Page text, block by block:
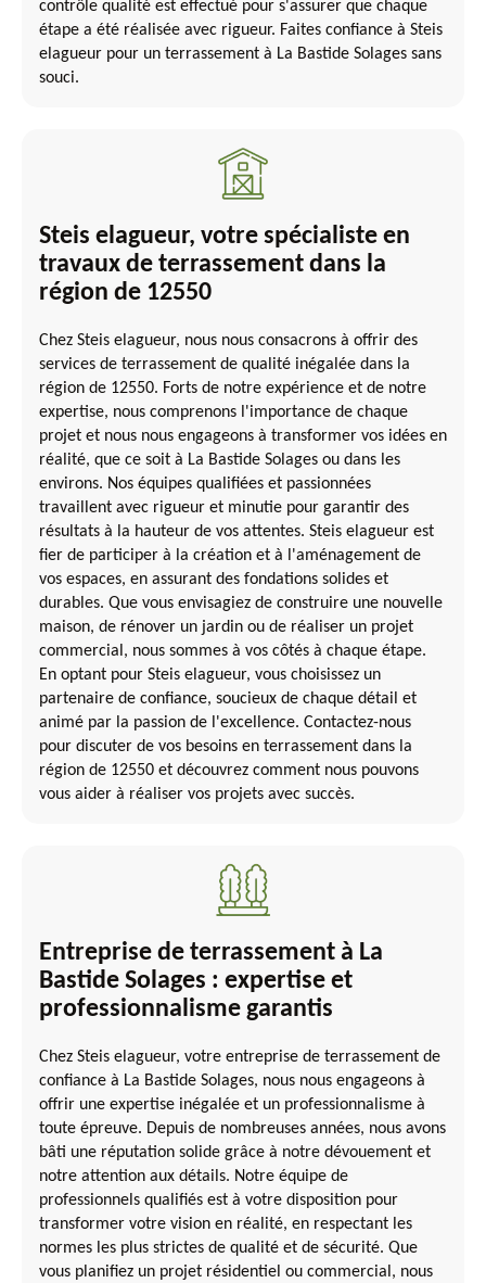
contrôle qualité est effectué pour s'assurer que chaque
étape a été réalisée avec rigueur. Faites confiance à Steis
elagueur pour un terrassement à La Bastide Solages sans
souci.
Steis elagueur, votre spécialiste en
travaux de terrassement dans la
région de 12550
Chez Steis elagueur, nous nous consacrons à offrir des
services de terrassement de qualité inégalée dans la
région de 12550. Forts de notre expérience et de notre
expertise, nous comprenons l'importance de chaque
projet et nous nous engageons à transformer vos idées en
réalité, que ce soit à La Bastide Solages ou dans les
environs. Nos équipes qualifiées et passionnées
travaillent avec rigueur et minutie pour garantir des
résultats à la hauteur de vos attentes. Steis elagueur est
fier de participer à la création et à l'aménagement de
vos espaces, en assurant des fondations solides et
durables. Que vous envisagiez de construire une nouvelle
maison, de rénover un jardin ou de réaliser un projet
commercial, nous sommes à vos côtés à chaque étape.
En optant pour Steis elagueur, vous choisissez un
partenaire de confiance, soucieux de chaque détail et
animé par la passion de l'excellence. Contactez-nous
pour discuter de vos besoins en terrassement dans la
région de 12550 et découvrez comment nous pouvons
vous aider à réaliser vos projets avec succès.
Entreprise de terrassement à La
Bastide Solages : expertise et
professionnalisme garantis
Chez Steis elagueur, votre entreprise de terrassement de
confiance à La Bastide Solages, nous nous engageons à
offrir une expertise inégalée et un professionnalisme à
toute épreuve. Depuis de nombreuses années, nous avons
bâti une réputation solide grâce à notre dévouement et
notre attention aux détails. Notre équipe de
professionnels qualifiés est à votre disposition pour
transformer votre vision en réalité, en respectant les
normes les plus strictes de qualité et de sécurité. Que
vous planifiez un projet résidentiel ou commercial, nous